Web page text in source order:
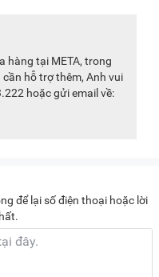
4 giờ, Quý khách mới
gas và tránh tình trạng
không cần thông báo
hàng tại META, trong
hỗ trợ thêm, Anh vui
hoặc gửi email về:
để lại số điện thoại hoặc lời